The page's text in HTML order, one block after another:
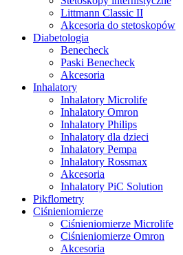
Littmann Classic II
Akcesoria do stetoskopów
Diabetologia
Benecheck
Paski Benecheck
Akcesoria
Inhalatory
Inhalatory Microlife
Inhalatory Omron
Inhalatory Philips
Inhalatory dla dzieci
Inhalatory Pempa
Inhalatory Rossmax
Akcesoria
Inhalatory PiC Solution
Pikflometry
Ciśnieniomierze
Ciśnieniomierze Microlife
Ciśnieniomierze Omron
Akcesoria